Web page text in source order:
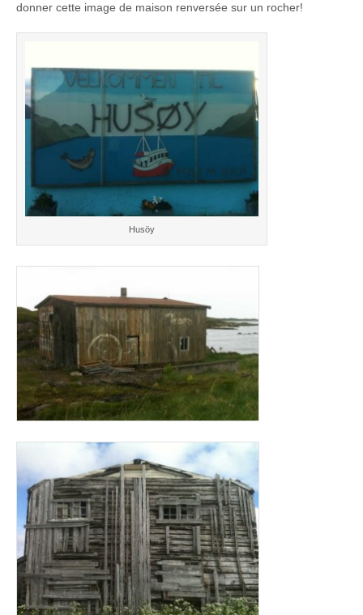
donner cette image de maison renversée sur un rocher!
Husöy